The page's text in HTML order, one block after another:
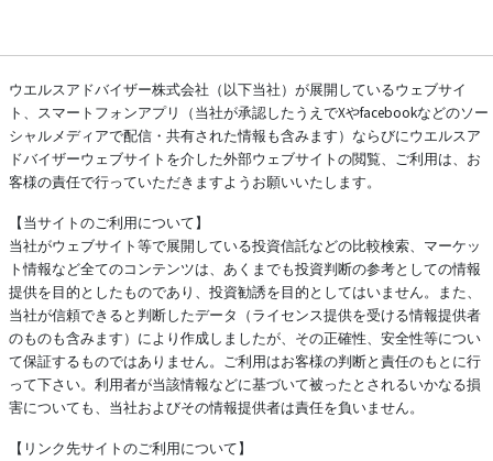
ウエルスアドバイザー株式会社（以下当社）が展開しているウェブサイ
ト、スマートフォンアプリ（当社が承認したうえでXやfacebookなどのソー
シャルメディアで配信・共有された情報も含みます）ならびにウエルスア
ドバイザーウェブサイトを介した外部ウェブサイトの閲覧、ご利用は、お
客様の責任で行っていただきますようお願いいたします。
【当サイトのご利用について】
当社がウェブサイト等で展開している投資信託などの比較検索、マーケッ
ト情報など全てのコンテンツは、あくまでも投資判断の参考としての情報
提供を目的としたものであり、投資勧誘を目的としてはいません。また、
当社が信頼できると判断したデータ（ライセンス提供を受ける情報提供者
のものも含みます）により作成しましたが、その正確性、安全性等につい
て保証するものではありません。ご利用はお客様の判断と責任のもとに行
って下さい。利用者が当該情報などに基づいて被ったとされるいかなる損
害についても、当社およびその情報提供者は責任を負いません。
【リンク先サイトのご利用について】